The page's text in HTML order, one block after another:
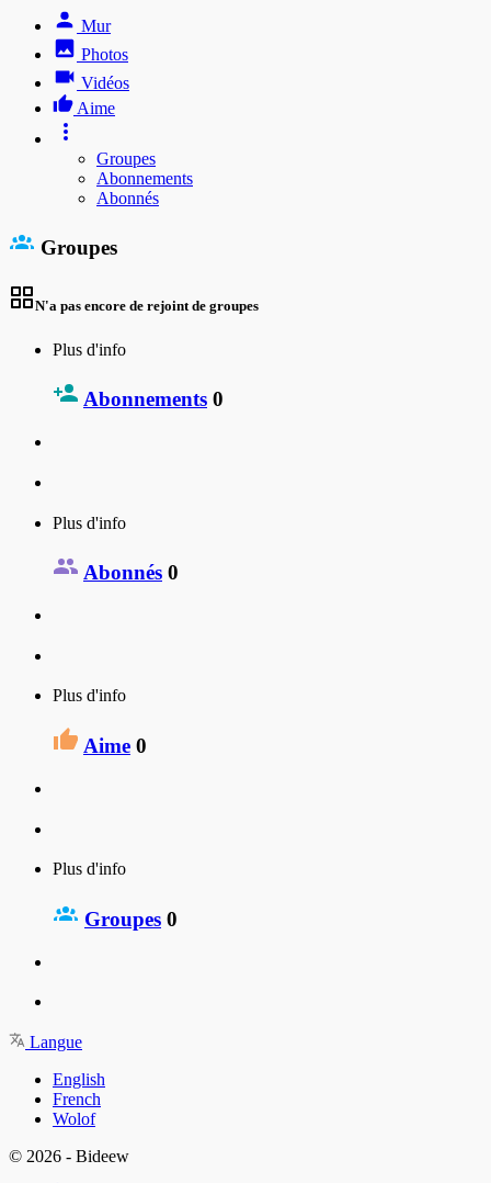
Mur
Photos
Vidéos
Aime
Groupes
Abonnements
Abonnés
Groupes
N'a pas encore de rejoint de groupes
Plus d'info
Abonnements 0
Plus d'info
Abonnés 0
Plus d'info
Aime 0
Plus d'info
Groupes 0
Langue
English
French
Wolof
© 2026 - Bideew